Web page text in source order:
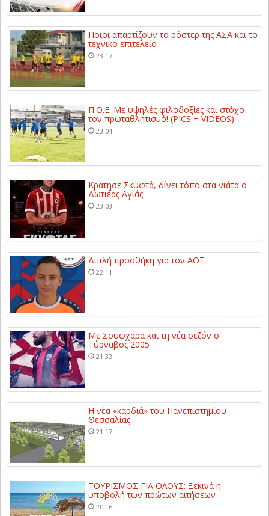
Ποιοι απαρτίζουν το ρόστερ της ΑΣΑ και το
τεχνικό επιτελείο
23:17
Π.Ο.Ε: Με υψηλές φιλοδοξίες και στόχο
τον πρωταθλητισμό! (PICS + VIDEOS)
23:04
Κράτησε Σκυφτά, δίνει τόπο στα νιάτα ο
Δωτιέας Αγιάς
23:03
Διπλή προσθήκη για τον ΑΟΤ
22:11
Με Σουφχάρα και τη νέα σεζόν ο
Τύρναβος 2005
21:32
Η νέα «καρδιά» του Πανεπιστημίου
Θεσσαλίας
21:17
ΤΟΥΡΙΣΜΟΣ ΓΙΑ ΟΛΟΥΣ: Ξεκινά η
υποβολή των πρώτων αιτήσεων
20:16